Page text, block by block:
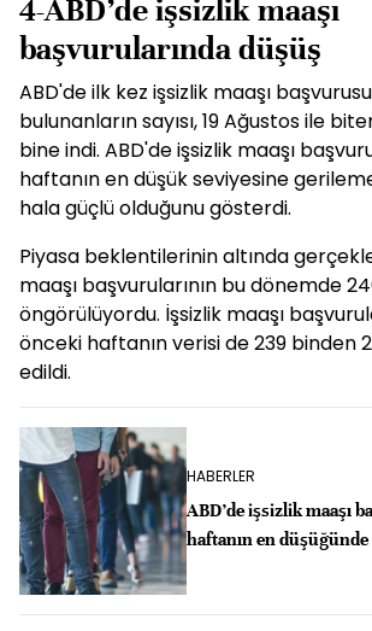
4-ABD’de işsizlik maaşı
başvurularında düşüş
ABD'de ilk kez işsizlik maaşı
bulunanların sayısı, 19 Ağustos ile
bine indi. ABD'de işsizlik maaşı
haftanın en düşük seviyesine
hala güçlü olduğunu gösterdi.
Piyasa beklentilerinin altında
maaşı başvurularının bu dönemde
öngörülüyordu. İşsizlik maaşı
önceki haftanın verisi de 239 binden
edildi.
HABERLER
ABD’de işsizlik maaşı
haftanın en düşüğünde